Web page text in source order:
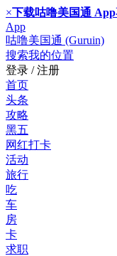
×下载咕噜美国通 App
App
咕噜美国通 (Guruin)
搜索我的位置
登录 / 注册
首页
头条
攻略
黑五
网红打卡
活动
旅行
吃
车
房
卡
求职